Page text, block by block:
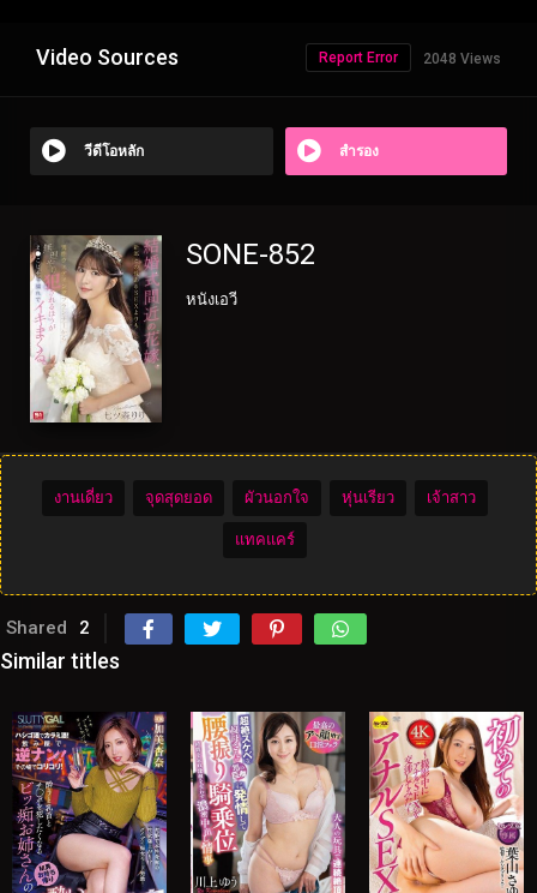
Video Sources 2048 Views
Report Error
วีดีโอหลัก สำรอง
SONE-852
หนังเอวี
งานเดี่ยว จุดสุดยอด ผัวนอกใจ หุ่นเรียว เจ้าสาว
แทคแคร์
Shared 2
Similar titles